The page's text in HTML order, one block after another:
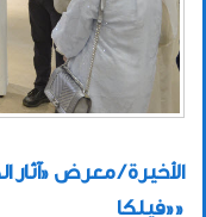
الأخيرة / معرض «آثار
«فيلكا»